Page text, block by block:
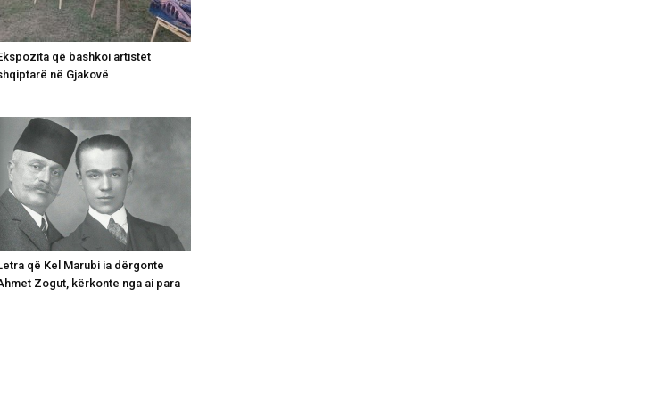
që bashkoi artistët
në Gjakovë
që Kel Marubi ia dërgonte
Zogut, kërkonte nga ai para